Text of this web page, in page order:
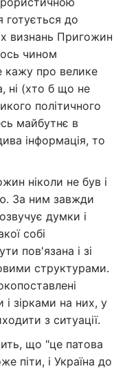
готується до
визнань Пригожин
чином
кажу про велике
ні (хто б що не
політичного
майбутнє в
інформація, то
ніколи не був і
За ним завжди
думки і
собі
пов'язана і зі
структурами.
зірками на них, у
з ситуації.
що "це патова
піти, і Україна до